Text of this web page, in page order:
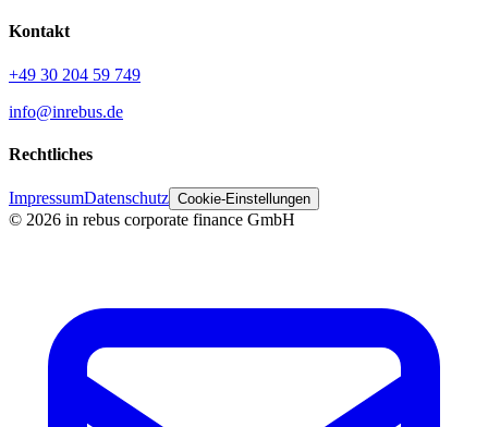
Kontakt
+49 30 204 59 749
info@inrebus.de
Rechtliches
ImpressumDatenschutz Cookie-Einstellungen
© 2026 in rebus corporate finance GmbH